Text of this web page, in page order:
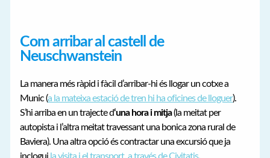
Com arribar al castell de
Neuschwanstein
La manera més ràpid i fàcil d’arribar-hi és llogar un cotxe a
Munic (a la mateixa estació de tren hi ha oficines de lloguer).
S’hi arriba en un trajecte d‘una hora i mitja(la meitat per
autopista i l’altra meitat travessant una bonica zona rural de
Baviera). Una altra opció és contractar una excursió que ja
inclogui la visita i el transport, a través de Civitatis.